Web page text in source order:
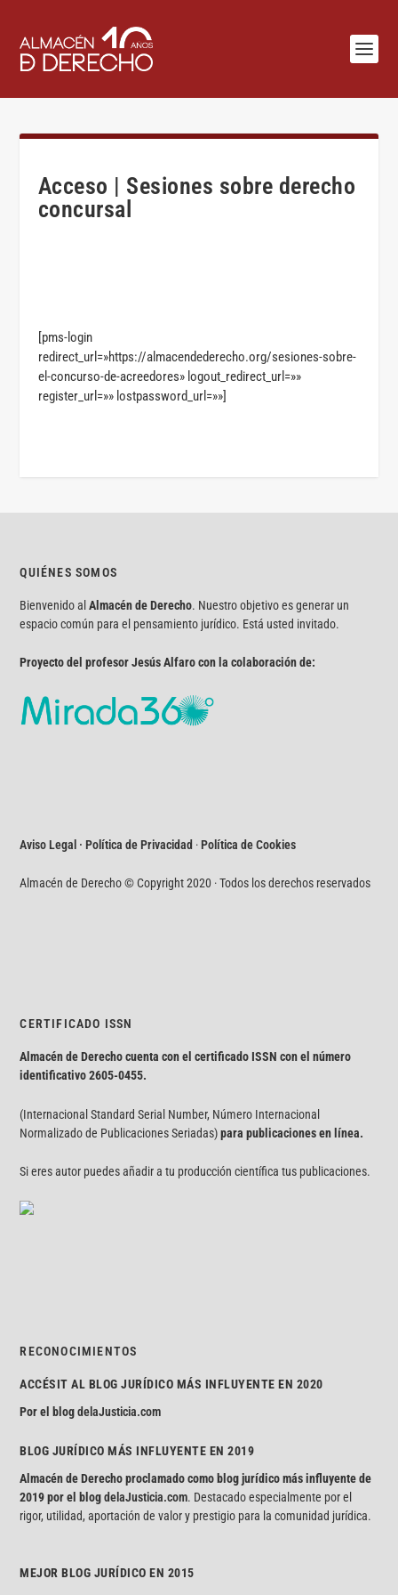
Acceso | Sesiones sobre derecho
concursal
[pms-login
redirect_url=»https://almacendederecho.org/sesiones-sobre-
el-concurso-de-acreedores» logout_redirect_url=»»
register_url=»» lostpassword_url=»»]
QUIÉNES SOMOS
Bienvenido alAlmacén de Derecho. Nuestro objetivo es generar un
espacio común para el pensamiento jurídico. Está usted invitado.
Proyecto del profesor Jesús Alfaro con la colaboración de:
Aviso Legal · Política de Privacidad ·Política de Cookies
Almacén de Derecho © Copyright 2020 · Todos los derechos reservados
CERTIFICADO ISSN
Almacén de Derecho cuenta con el certificado ISSN con el número
identificativo2605-0455.
(Internacional Standard Serial Number, Número Internacional
Normalizado de Publicaciones Seriadas)para publicaciones en línea.
Si eres autor puedes añadir a tu producción científica tus publicaciones.
RECONOCIMIENTOS
ACCÉSIT AL BLOG JURÍDICO MÁS INFLUYENTE EN 2020
Por el blogdelaJusticia.com
BLOG JURÍDICO MÁS INFLUYENTE EN 2019
Almacén de Derecho proclamado como blog jurídico más influyente de
2019 por el blogdelaJusticia.com. Destacado especialmente por el
rigor, utilidad, aportación de valor y prestigio para la comunidad jurídica.
MEJOR BLOG JURÍDICO EN 2015